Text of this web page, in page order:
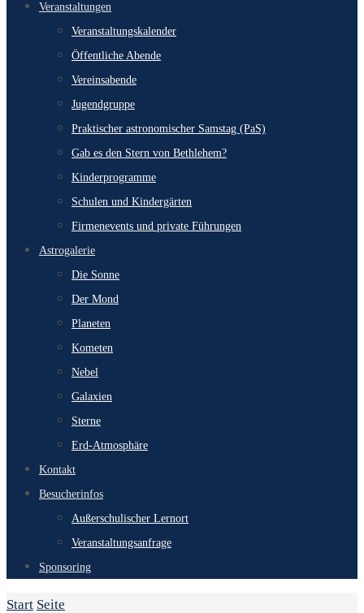
Veranstaltungen
Veranstaltungskalender
Öffentliche Abende
Vereinsabende
Jugendgruppe
Praktischer astronomischer Samstag (PaS)
Gab es den Stern von Bethlehem?
Kinderprogramme
Schulen und Kindergärten
Firmenevents und private Führungen
Astrogalerie
Die Sonne
Der Mond
Planeten
Kometen
Nebel
Galaxien
Sterne
Erd-Atmosphäre
Kontakt
Besucherinfos
Außerschulischer Lernort
Veranstaltungsanfrage
Sponsoring
Start Seite